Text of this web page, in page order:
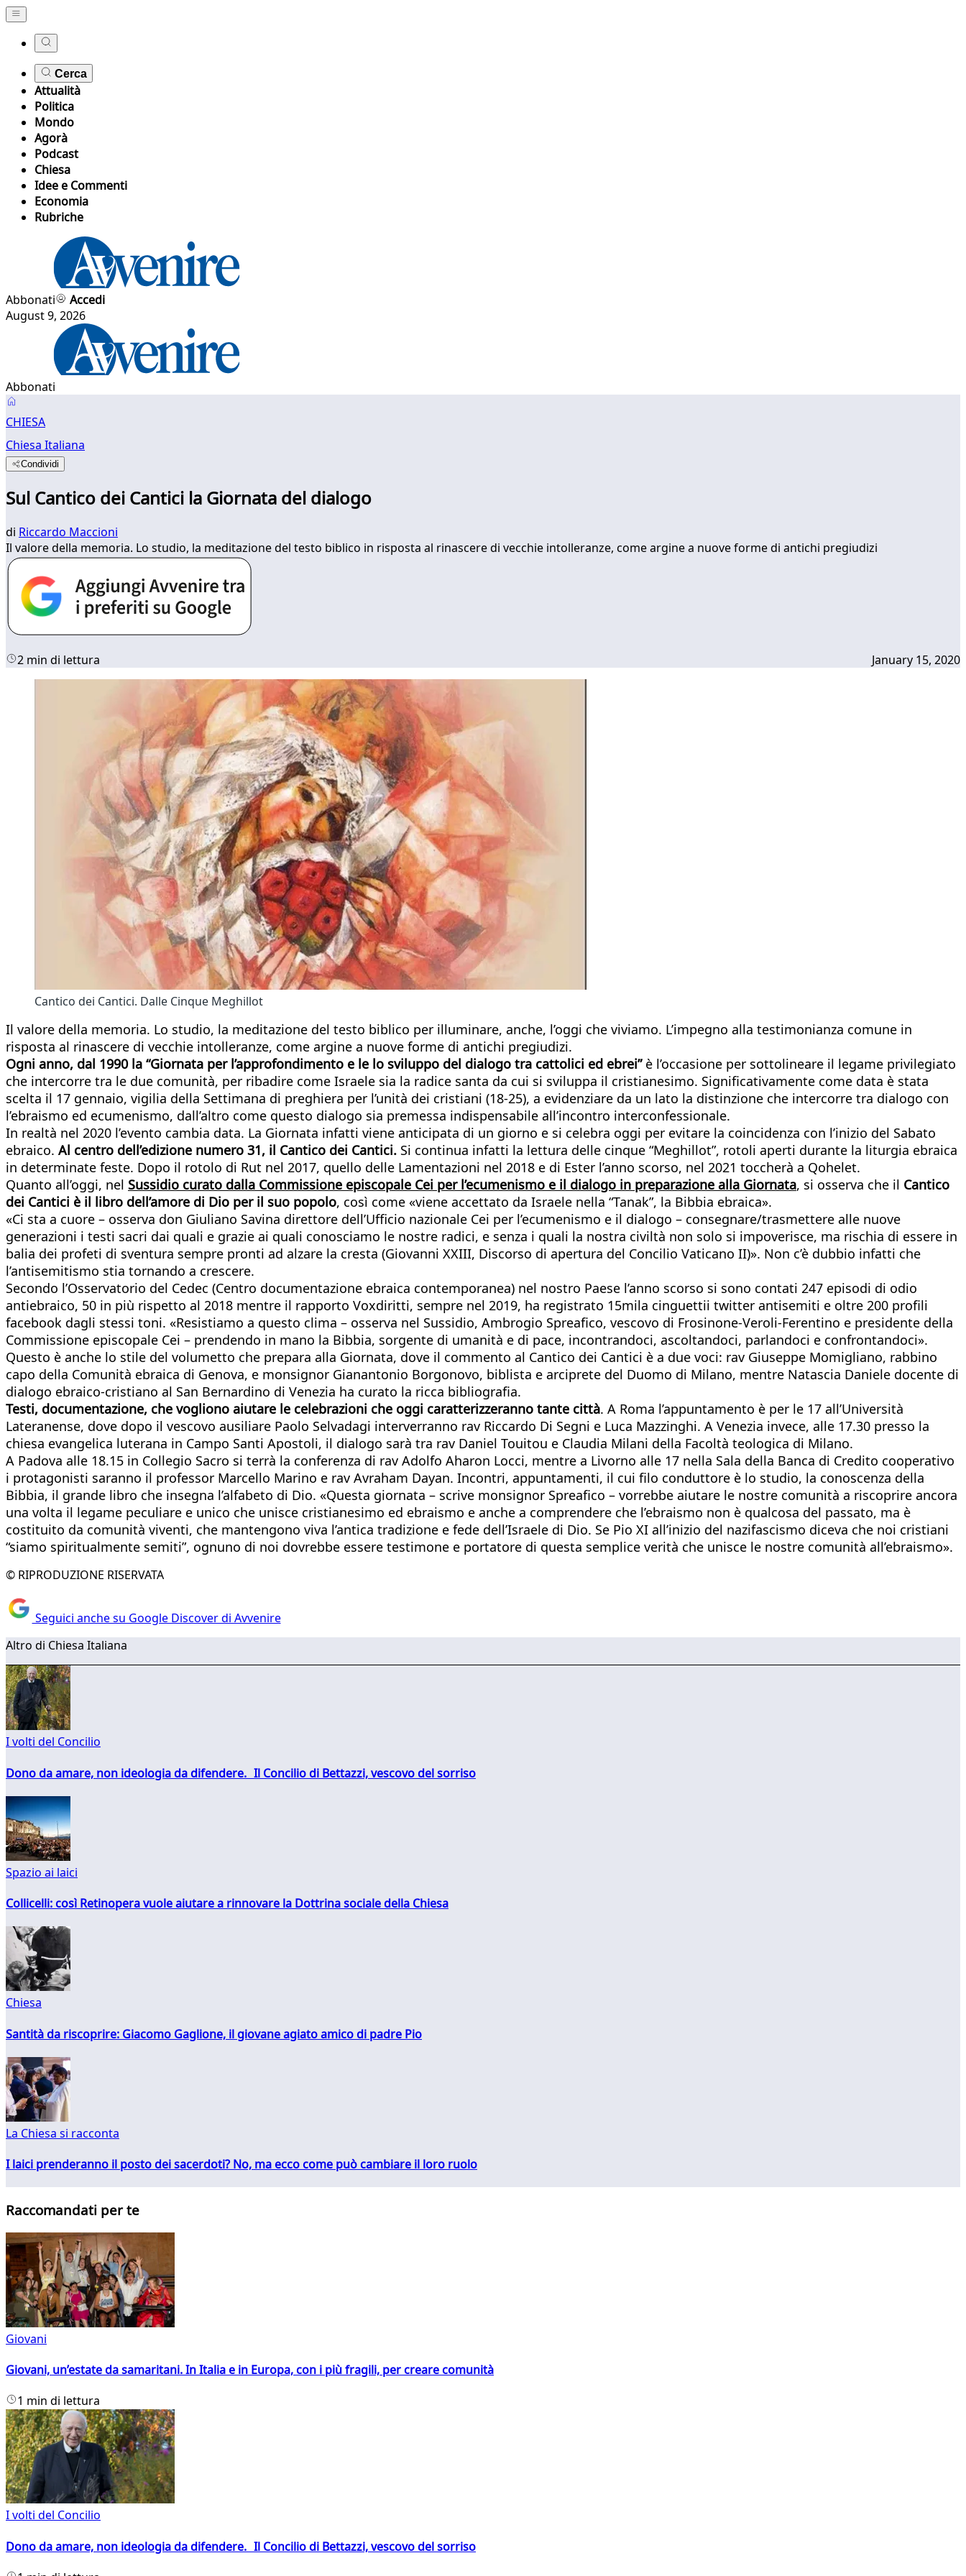
Cerca
Attualità
Politica
Mondo
Agorà
Podcast
Chiesa
Idee e Commenti
Economia
Rubriche
Abbonati
Accedi
August 9, 2026
Abbonati
CHIESA
Chiesa Italiana
Condividi
Sul Cantico dei Cantici la Giornata del dialogo
di Riccardo Maccioni
Il valore della memoria. Lo studio, la meditazione del testo biblico in risposta al rinascere di vecchie intolleranze, come argine a nuove forme di antichi pregiudizi
2 min di lettura January 15, 2020
Cantico dei Cantici. Dalle Cinque Meghillot
Il valore della memoria. Lo studio, la meditazione del testo biblico per illuminare, anche, l’oggi che viviamo. L’impegno alla testimonianza comune in
risposta al rinascere di vecchie intolleranze, come argine a nuove forme di antichi pregiudizi.
Ogni anno, dal 1990 la “Giornata per l’approfondimento e le lo sviluppo del dialogo tra cattolici ed ebrei” è l’occasione per sottolineare il legame privilegiato
che intercorre tra le due comunità, per ribadire come Israele sia la radice santa da cui si sviluppa il cristianesimo. Significativamente come data è stata
scelta il 17 gennaio, vigilia della Settimana di preghiera per l’unità dei cristiani (18-25), a evidenziare da un lato la distinzione che intercorre tra dialogo con
l’ebraismo ed ecumenismo, dall’altro come questo dialogo sia premessa indispensabile all’incontro interconfessionale.
In realtà nel 2020 l’evento cambia data. La Giornata infatti viene anticipata di un giorno e si celebra oggi per evitare la coincidenza con l’inizio del Sabato
ebraico. Al centro dell’edizione numero 31, il Cantico dei Cantici. Si continua infatti la lettura delle cinque “Meghillot”, rotoli aperti durante la liturgia ebraica
in determinate feste. Dopo il rotolo di Rut nel 2017, quello delle Lamentazioni nel 2018 e di Ester l’anno scorso, nel 2021 toccherà a Qohelet.
Quanto all’oggi, nel Sussidio curato dalla Commissione episcopale Cei per l’ecumenismo e il dialogo in preparazione alla Giornata, si osserva che il Cantico
dei Cantici è il libro dell’amore di Dio per il suo popolo, così come «viene accettato da Israele nella “Tanak”, la Bibbia ebraica».
«Ci sta a cuore – osserva don Giuliano Savina direttore dell’Ufficio nazionale Cei per l’ecumenismo e il dialogo – consegnare/trasmettere alle nuove
generazioni i testi sacri dai quali e grazie ai quali conosciamo le nostre radici, e senza i quali la nostra civiltà non solo si impoverisce, ma rischia di essere in
balia dei profeti di sventura sempre pronti ad alzare la cresta (Giovanni XXIII, Discorso di apertura del Concilio Vaticano II)». Non c’è dubbio infatti che
l’antisemitismo stia tornando a crescere.
Secondo l’Osservatorio del Cedec (Centro documentazione ebraica contemporanea) nel nostro Paese l’anno scorso si sono contati 247 episodi di odio
antiebraico, 50 in più rispetto al 2018 mentre il rapporto Voxdiritti, sempre nel 2019, ha registrato 15mila cinguettii twitter antisemiti e oltre 200 profili
facebook dagli stessi toni. «Resistiamo a questo clima – osserva nel Sussidio, Ambrogio Spreafico, vescovo di Frosinone-Veroli-Ferentino e presidente della
Commissione episcopale Cei – prendendo in mano la Bibbia, sorgente di umanità e di pace, incontrandoci, ascoltandoci, parlandoci e confrontandoci».
Questo è anche lo stile del volumetto che prepara alla Giornata, dove il commento al Cantico dei Cantici è a due voci: rav Giuseppe Momigliano, rabbino
capo della Comunità ebraica di Genova, e monsignor Gianantonio Borgonovo, biblista e arciprete del Duomo di Milano, mentre Natascia Daniele docente di
dialogo ebraico-cristiano al San Bernardino di Venezia ha curato la ricca bibliografia.
Testi, documentazione, che vogliono aiutare le celebrazioni che oggi caratterizzeranno tante città. A Roma l’appuntamento è per le 17 all’Università
Lateranense, dove dopo il vescovo ausiliare Paolo Selvadagi interverranno rav Riccardo Di Segni e Luca Mazzinghi. A Venezia invece, alle 17.30 presso la
chiesa evangelica luterana in Campo Santi Apostoli, il dialogo sarà tra rav Daniel Touitou e Claudia Milani della Facoltà teologica di Milano.
A Padova alle 18.15 in Collegio Sacro si terrà la conferenza di rav Adolfo Aharon Locci, mentre a Livorno alle 17 nella Sala della Banca di Credito cooperativo
i protagonisti saranno il professor Marcello Marino e rav Avraham Dayan. Incontri, appuntamenti, il cui filo conduttore è lo studio, la conoscenza della
Bibbia, il grande libro che insegna l’alfabeto di Dio. «Questa giornata – scrive monsignor Spreafico – vorrebbe aiutare le nostre comunità a riscoprire ancora
una volta il legame peculiare e unico che unisce cristianesimo ed ebraismo e anche a comprendere che l’ebraismo non è qualcosa del passato, ma è
costituito da comunità viventi, che mantengono viva l’antica tradizione e fede dell’Israele di Dio. Se Pio XI all’inizio del nazifascismo diceva che noi cristiani
“siamo spiritualmente semiti”, ognuno di noi dovrebbe essere testimone e portatore di questa semplice verità che unisce le nostre comunità all’ebraismo».
© RIPRODUZIONE RISERVATA
Seguici anche su Google Discover di Avvenire
Altro di Chiesa Italiana
I volti del Concilio
Dono da amare, non ideologia da difendere. Il Concilio di Bettazzi, vescovo del sorriso
Spazio ai laici
Collicelli: così Retinopera vuole aiutare a rinnovare la Dottrina sociale della Chiesa
Chiesa
Santità da riscoprire: Giacomo Gaglione, il giovane agiato amico di padre Pio
La Chiesa si racconta
I laici prenderanno il posto dei sacerdoti? No, ma ecco come può cambiare il loro ruolo
Raccomandati per te
Giovani
Giovani, un’estate da samaritani. In Italia e in Europa, con i più fragili, per creare comunità
1 min di lettura
I volti del Concilio
Dono da amare, non ideologia da difendere. Il Concilio di Bettazzi, vescovo del sorriso